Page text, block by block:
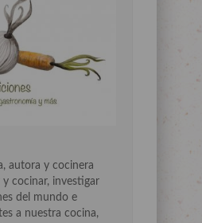
autora y cocinera
cocinar, investigar
del mundo e
a nuestra cocina,